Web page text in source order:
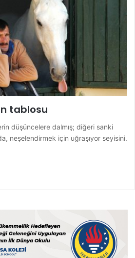
tablosu
düşüncelere dalmış; diğeri sanki
neşelendirmek için uğraşıyor seyisini.